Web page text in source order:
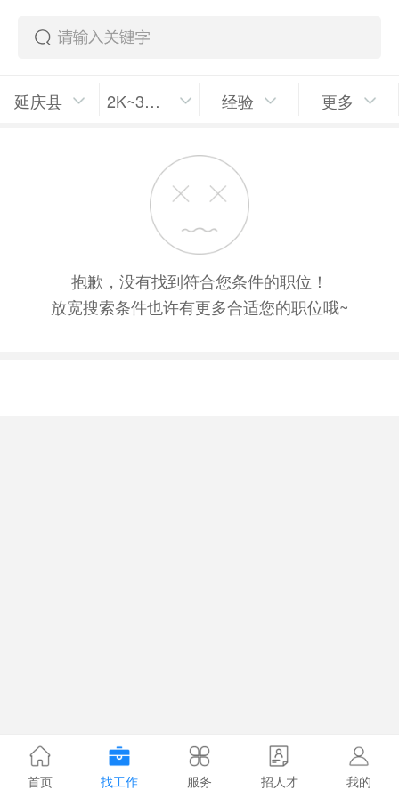
延庆县 2K~3K/月 经验 更多
抱歉，没有找到符合您条件的职位！
放宽搜索条件也许有更多合适您的职位哦~
首页 找工作 服务 招人才 我的